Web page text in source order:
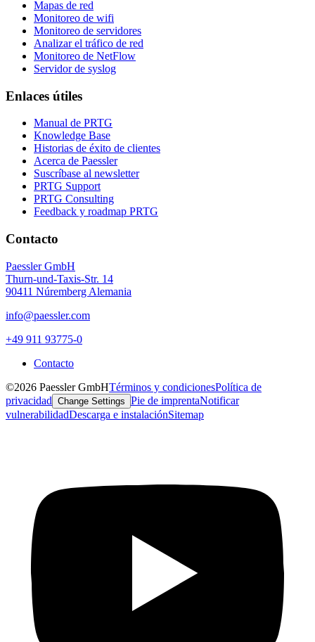
Mapas de red
Monitoreo de wifi
Monitoreo de servidores
Analizar el tráfico de red
Monitoreo de NetFlow
Servidor de syslog
Enlaces útiles
Manual de PRTG
Knowledge Base
Historias de éxito de clientes
Acerca de Paessler
Suscríbase al newsletter
PRTG Support
PRTG Consulting
Feedback y roadmap PRTG
Contacto
Paessler GmbH
Thurn-und-Taxis-Str. 14
90411 Núremberg Alemania
info@paessler.com
+49 911 93775-0
Contacto
©2026 Paessler GmbHTérminos y condicionesPolítica de
privacidad Change Settings Pie de imprentaNotificar
vulnerabilidadDescarga e instalaciónSitemap